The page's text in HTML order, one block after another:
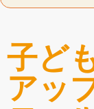
子ど
アッ